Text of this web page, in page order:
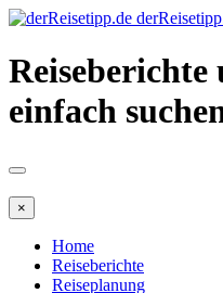
Reiseberichte
einfach
×
Home
Reiseberichte
Reiseplanung